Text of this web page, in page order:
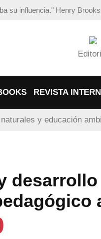
su influencia." Henry
REVISTA
y educación